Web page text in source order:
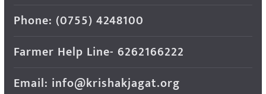
Phone: (0755) 4248100
Farmer Help Line- 6262166222
Email: info@krishakjagat.org